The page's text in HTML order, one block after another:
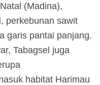
(Madina),
perkebunan sawit
garis pantai panjang.
Tabagsel juga
habitat Harimau